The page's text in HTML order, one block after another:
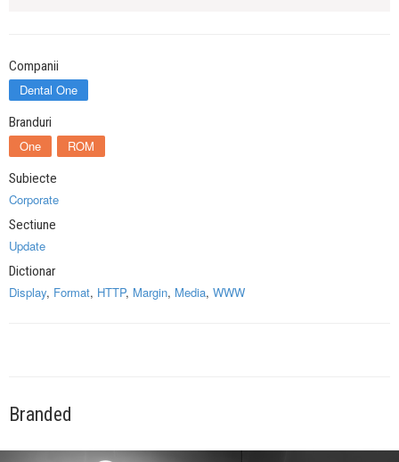
Companii
Dental One
Branduri
One ROM
Subiecte
Corporate
Sectiune
Update
Dictionar
Display, Format, HTTP, Margin, Media, WWW
Branded